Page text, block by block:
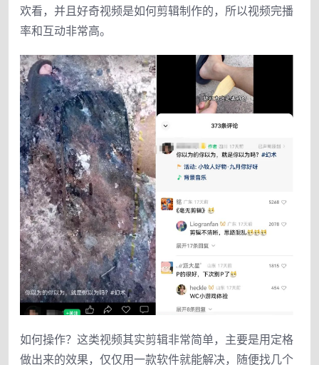
欢看，并且好奇视频是如何剪辑制作的，所以视频完播
率和互动非常高。
如何操作？这类视频其实剪辑非常简单，主要是用定格
做出来的效果，仅仅用一款软件就能解决，随便找几个